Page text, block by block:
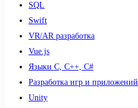
SQL
Swift
VR/AR разработка
Vue.js
Языки С, С++, С#
Разработка игр и приложений
Unity